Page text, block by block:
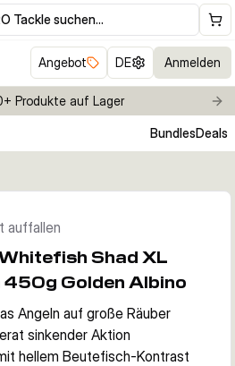
Tackle suchen…
Angebot DE Anmelden
Produkte auf Lager
BundlesDeals
auffallen
Shad XL
Golden Albino
Angeln auf große Räuber
sinkender Aktion
hellem Beutefisch-Kontrast